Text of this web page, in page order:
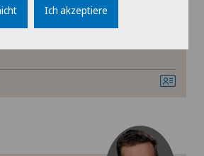
Rehabilitationsmedizin
Ich akzeptiere